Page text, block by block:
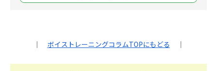
｜ ボイストレーニングコラムTOPにもどる ｜